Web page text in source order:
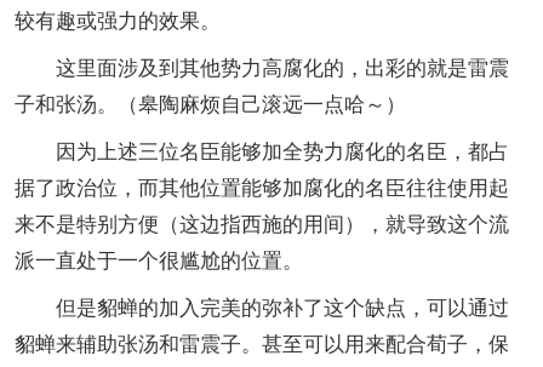
较有趣或强力的效果。
这里面涉及到其他势力高腐化的，出彩的就是雷震
子和张汤。（皋陶麻烦自己滚远一点哈～）
因为上述三位名臣能够加全势力腐化的名臣，都占
据了政治位，而其他位置能够加腐化的名臣往往使用起
来不是特别方便（这边指西施的用间），就导致这个流
派一直处于一个很尴尬的位置。
但是貂蝉的加入完美的弥补了这个缺点，可以通过
貂蝉来辅助张汤和雷震子。甚至可以用来配合荀子，保